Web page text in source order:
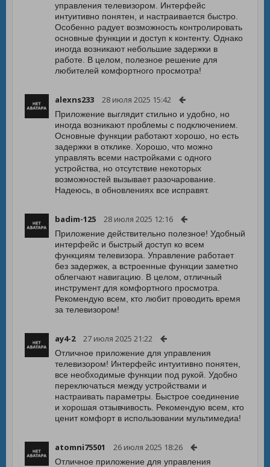
управления телевизором. Интерфейс
интуитивно понятен, и настраивается быстро.
Особенно радует возможность контролировать
основные функции и доступ к контенту. Однако
иногда возникают небольшие задержки в
работе. В целом, полезное решение для
любителей комфортного просмотра!
alexns233 28 июля 2025 15:42
Приложение выглядит стильно и удобно, но
иногда возникают проблемы с подключением.
Основные функции работают хорошо, но есть
задержки в отклике. Хорошо, что можно
управлять всеми настройками с одного
устройства, но отсутствие некоторых
возможностей вызывает разочарование.
Надеюсь, в обновлениях все исправят.
badim-125 28 июля 2025 12:16
Приложение действительно полезное! Удобный
интерфейс и быстрый доступ ко всем
функциям телевизора. Управление работает
без задержек, а встроенные функции заметно
облегчают навигацию. В целом, отличный
инструмент для комфортного просмотра.
Рекомендую всем, кто любит проводить время
за телевизором!
ay4-2 27 июля 2025 21:22
Отличное приложение для управления
телевизором! Интерфейс интуитивно понятен,
все необходимые функции под рукой. Удобно
переключаться между устройствами и
настраивать параметры. Быстрое соединение
и хорошая отзывчивость. Рекомендую всем, кто
ценит комфорт в использовании мультимедиа!
atomni75501 26 июля 2025 18:26
Отличное приложение для управления